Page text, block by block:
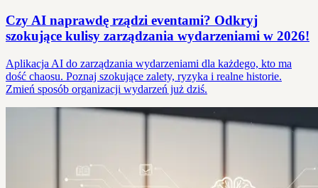
Czy AI naprawdę rządzi eventami? Odkryj
szokujące kulisy zarządzania wydarzeniami w 2026!
Aplikacja AI do zarządzania wydarzeniami dla każdego, kto ma
dość chaosu. Poznaj szokujące zalety, ryzyka i realne historie.
Zmień sposób organizacji wydarzeń już dziś.